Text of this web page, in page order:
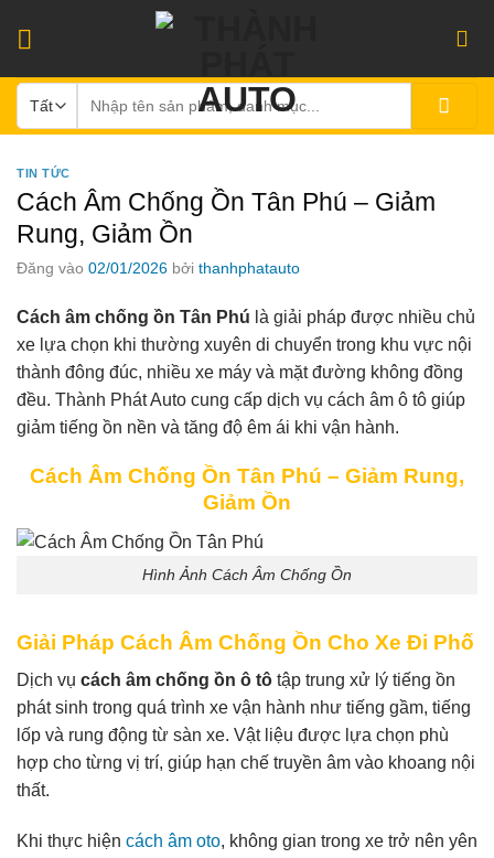
kiếm:
TIN TỨC
Cách Âm Chống Ồn Tân Phú – Giảm
Rung, Giảm Ồn
Đăng vào 02/01/2026 bởi thanhphatauto
Cách âm chống ồn Tân Phú là giải pháp được nhiều chủ
xe lựa chọn khi thường xuyên di chuyển trong khu vực nội
thành đông đúc, nhiều xe máy và mặt đường không đồng
đều. Thành Phát Auto cung cấp dịch vụ cách âm ô tô giúp
giảm tiếng ồn nền và tăng độ êm ái khi vận hành.
Cách Âm Chống Ồn Tân Phú – Giảm Rung,
Giảm Ồn
Hình Ảnh Cách Âm Chống Ồn
Giải Pháp Cách Âm Chống Ồn Cho Xe Đi Phố
Dịch vụ cách âm chống ồn ô tô tập trung xử lý tiếng ồn
phát sinh trong quá trình xe vận hành như tiếng gầm, tiếng
lốp và rung động từ sàn xe. Vật liệu được lựa chọn phù
hợp cho từng vị trí, giúp hạn chế truyền âm vào khoang nội
thất.
Khi thực hiện cách âm oto, không gian trong xe trở nên yên